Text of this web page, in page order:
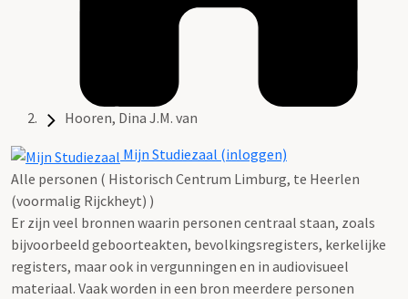
Hooren, Dina J.M. van
Mijn Studiezaal (inloggen)
Alle personen ( Historisch Centrum Limburg, te Heerlen
(voormalig Rijckheyt) )
Er zijn veel bronnen waarin personen centraal staan, zoals
bijvoorbeeld geboorteakten, bevolkingsregisters, kerkelijke
registers, maar ook in vergunningen en in audiovisueel
materiaal. Vaak worden in een bron meerdere personen